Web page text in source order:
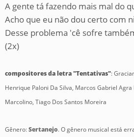
A gente tá fazendo mais mal do
Acho que eu não dou certo com
Desse problema 'cê sofre
(2x)
compositores da letra "Tentativas":
Henrique Paloni Da Silva, Marcos Gabriel
Marcolino, Tiago Dos Santos Moreira
Gênero:Sertanejo. O gênero musical está